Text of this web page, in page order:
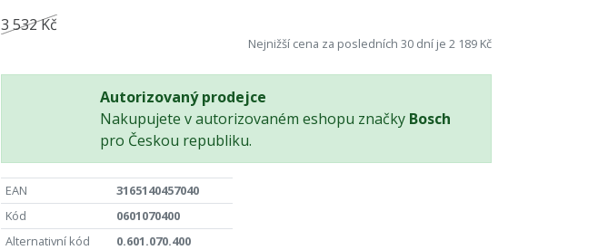
3 532 Kč
Nejnižší cena za posledních 30 dní je 2 189 Kč
Autorizovaný prodejce
Nakupujete v autorizovaném eshopu značky Bosch
pro Českou republiku.
EAN
3165140457040
Kód
0601070400
Alternativní kód
0.601.070.400